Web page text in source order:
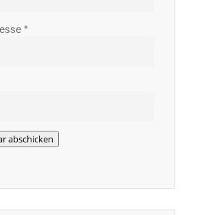
*
abschicken